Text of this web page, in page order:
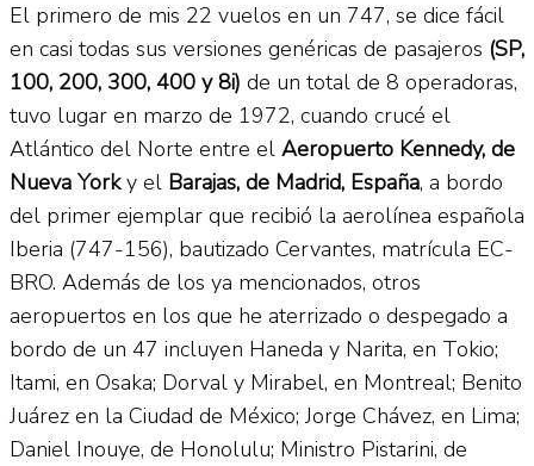
El primero de mis 22 vuelos en un 747, se dice fácil
en casi todas sus versiones genéricas de pasajeros (SP,
100, 200, 300, 400 y 8i) de un total de 8 operadoras,
tuvo lugar en marzo de 1972, cuando crucé el
Atlántico del Norte entre el Aeropuerto Kennedy, de
Nueva Yorky el Barajas, de Madrid, España, a bordo
del primer ejemplar que recibió la aerolínea española
Iberia (747-156), bautizado Cervantes, matrícula EC-
BRO. Además de los ya mencionados, otros
aeropuertos en los que he aterrizado o despegado a
bordo de un 47 incluyen Haneda y Narita, en Tokio;
Itami, en Osaka; Dorval y Mirabel, en Montreal; Benito
Juárez en la Ciudad de México; Jorge Chávez, en Lima;
Daniel Inouye, de Honolulu; Ministro Pistarini, de